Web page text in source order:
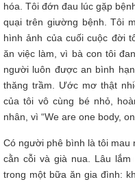
hóa. Tôi đớn đau lúc gặp
quại trên giường bệnh. Tôi
hình ảnh của cuối cuộc đời
ăn việc làm, vì bà con tôi
người luôn được an bình
thăng trầm. Ước mơ thật
của tôi vô cùng bé nhỏ,
nhân, vì “We are one body,
Có người phê bình là tôi
cằn cỗi và già nua. Lâu
trong một bữa ăn gia đình: